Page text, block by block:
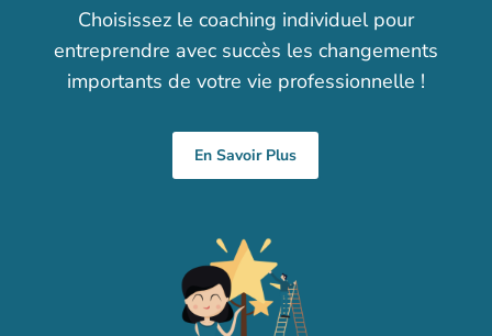
Choisissez le coaching individuel pour
entreprendre avec succès les changements
importants de votre vie professionnelle !
En Savoir Plus